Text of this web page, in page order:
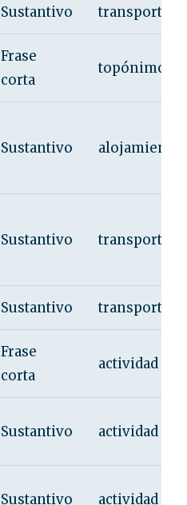
Sustantivo transporte
Frase
corta
topónimo
Sustantivo alojamiento
Sustantivo transporte
Sustantivo transporte
Frase
corta
actividad
Sustantivo actividad
Sustantivo actividad